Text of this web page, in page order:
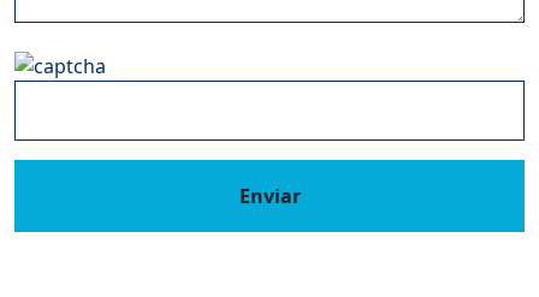
Enviar